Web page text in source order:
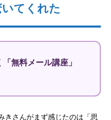
てくれた
無料メール講座」
きさんがまず感じたのは「思